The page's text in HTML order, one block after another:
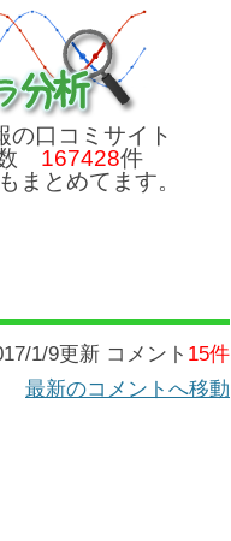
の口コミサイト
167428件
もまとめてます。
1/9更新 コメント 15件
最新のコメントへ移動